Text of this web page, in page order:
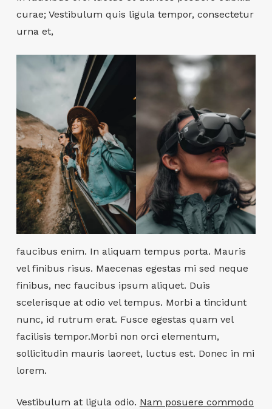
curae; Vestibulum quis ligula tempor, consectetur
urna et,
faucibus enim. In aliquam tempus porta. Mauris
vel finibus risus. Maecenas egestas mi sed neque
finibus, nec faucibus ipsum aliquet. Duis
scelerisque at odio vel tempus. Morbi a tincidunt
nunc, id rutrum erat. Fusce egestas quam vel
facilisis tempor.Morbi non orci elementum,
sollicitudin mauris laoreet, luctus est. Donec in mi
lorem.
Vestibulum at ligula odio. Nam posuere commodo